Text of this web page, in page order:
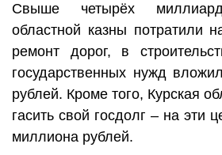
Свыше четырёх
областной казны потратили
ремонт дорог, в
государственных нужд
рублей. Кроме того, Курская
гасить свой госдолг – на эти
миллиона рублей.